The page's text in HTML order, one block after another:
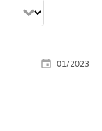
01/2023